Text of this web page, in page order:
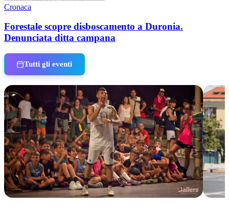
Cronaca
Forestale scopre disboscamento a Duronia.
Denunciata ditta campana
Tutti gli eventi